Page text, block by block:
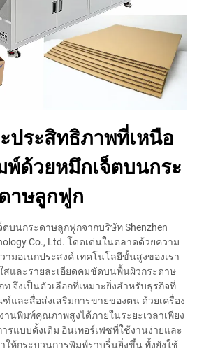
ระสิทธิภาพที่เหนือ
ด้วยหมึกเจ็ตบนกระ
ดาษลูกฟูก
ตบนกระดาษลูกฟูกจากบริษัท Shenzhen
Co., Ltd. โดดเด่นในตลาดด้วยความ
ามอเนกประสงค์ เทคโนโลยีขั้นสูงของเรา
สและรายละเอียดคมชัดบนพื้นผิวกระดาษ
จึงเป็นตัวเลือกที่เหมาะยิ่งสำหรับธุรกิจที่
และสื่อส่งเสริมการขายของตน ด้วยเครื่อง
นพิมพ์คุณภาพสูงได้ภายในระยะเวลาเพียง
ารแบบดั้งเดิม อินเทอร์เฟซที่ใช้งานง่ายและ
ให้กระบวนการพิมพ์ราบรื่นยิ่งขึ้น ทั้งยังใช้